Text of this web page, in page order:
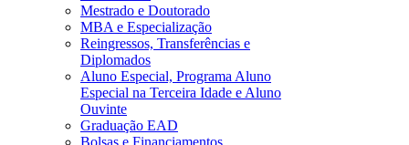
Mestrado e Doutorado
MBA e Especialização
Reingressos, Transferências e
Diplomados
Aluno Especial, Programa Aluno
Especial na Terceira Idade e Aluno
Ouvinte
Graduação EAD
Bolsas e Financiamentos